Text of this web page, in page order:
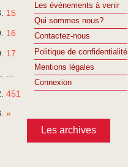
15
16
17
451
»
Les événements à venir
Qui sommes nous?
Contactez-nous
Politique de confidentialité
Mentions légales
Connexion
Les archives